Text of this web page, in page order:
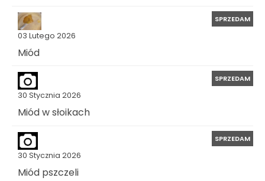
03 Lutego 2026
SPRZEDAM
Miód
30 Stycznia 2026
SPRZEDAM
Miód w słoikach
30 Stycznia 2026
SPRZEDAM
Miód pszczeli